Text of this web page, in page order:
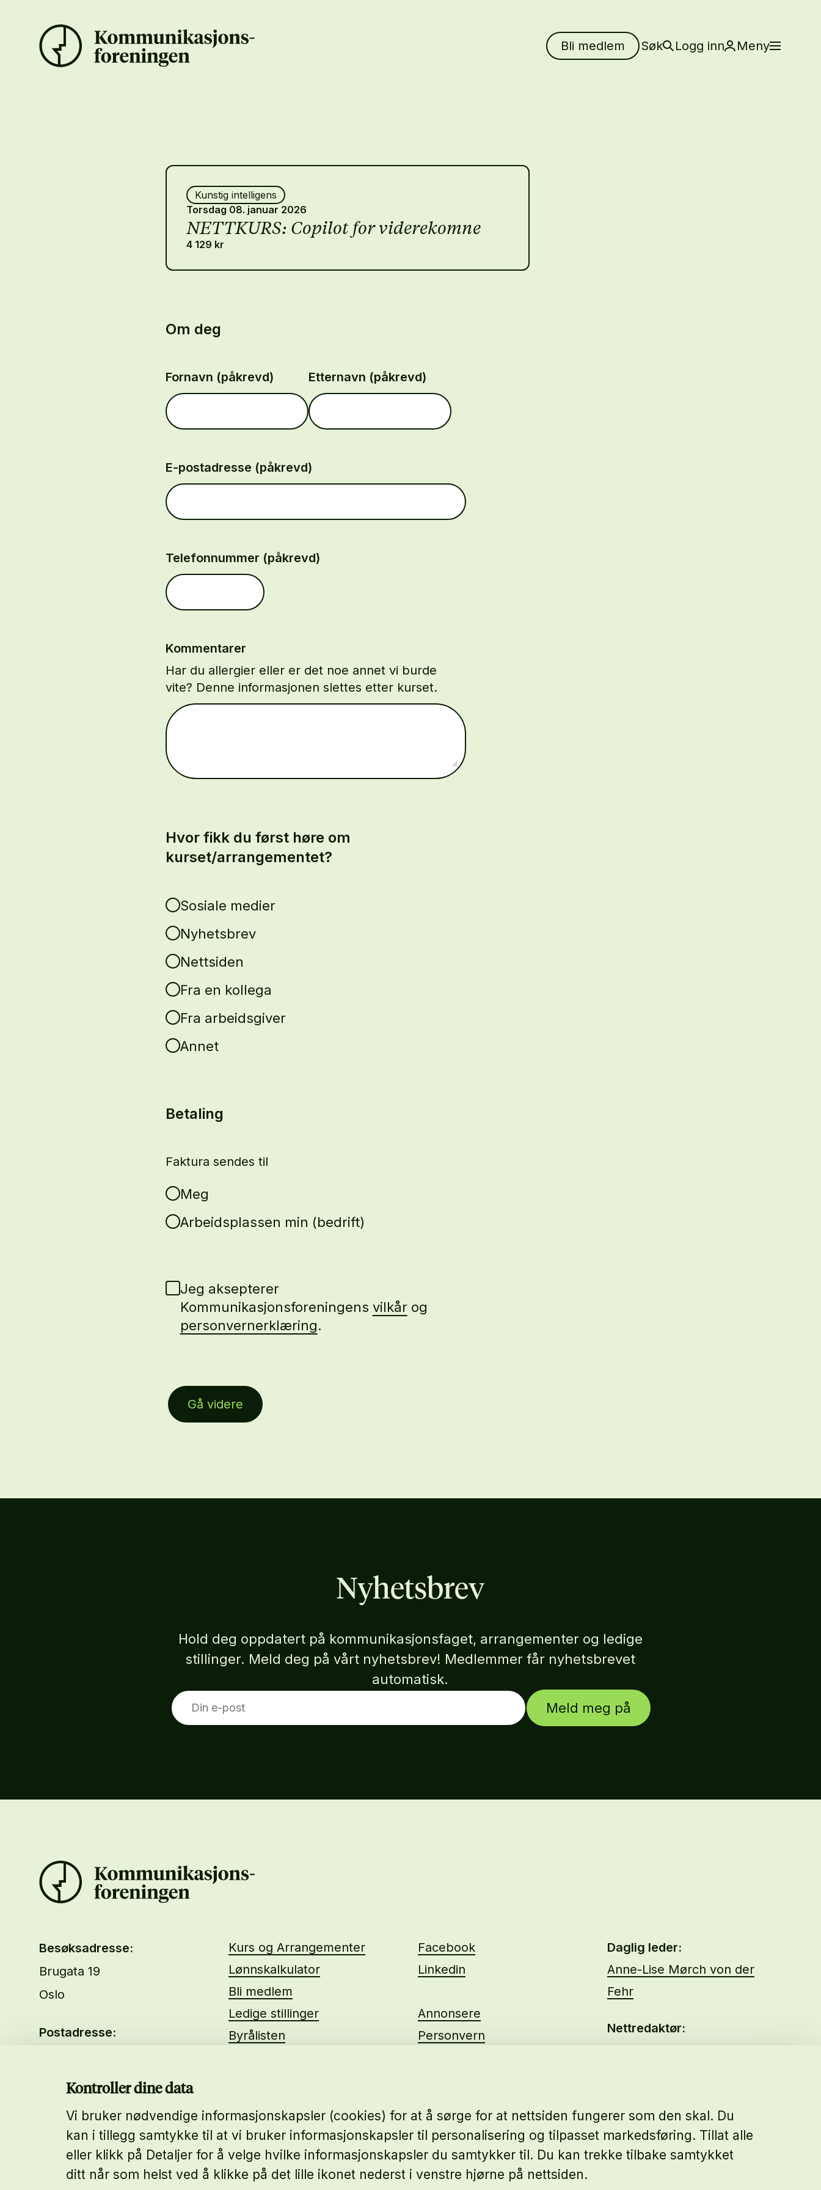
Kontroller dine data
Vi bruker nødvendige informasjonskapsler (cookies) for at å sørge for at nettsiden fungerer som den skal. Du
kan i tillegg samtykke til at vi bruker informasjonskapsler til personalisering og tilpasset markedsføring. Tillat alle
eller klikk på Detaljer for å velge hvilke informasjonskapsler du samtykker til. Du kan trekke tilbake samtykket
ditt når som helst ved å klikke på det lille ikonet nederst i venstre hjørne på nettsiden.
Bli medlem Søk Logg inn Meny
Kunstig intelligens
Torsdag 08. januar 2026
NETTKURS: Copilot for viderekomne
4 129 kr
Om deg
Fornavn (påkrevd) Etternavn (påkrevd)
E-postadresse (påkrevd)
Telefonnummer (påkrevd)
Kommentarer
Har du allergier eller er det noe annet vi burde
vite? Denne informasjonen slettes etter kurset.
Hvor fikk du først høre om
kurset/arrangementet?
Sosiale medier
Nyhetsbrev
Nettsiden
Fra en kollega
Fra arbeidsgiver
Annet
Betaling
Faktura sendes til
Meg
Arbeidsplassen min (bedrift)
Jeg aksepterer
Kommunikasjonsforeningens vilkårog
personvernerklæring.
Gå videre
Nyhetsbrev
Hold deg oppdatert på kommunikasjonsfaget, arrangementer og ledige
stillinger. Meld deg på vårt nyhetsbrev! Medlemmer får nyhetsbrevet
automatisk.
Meld meg på
Besøksadresse:
Brugata 19
Oslo
Postadresse:
0186 Oslo
Telefon:
23 31 59 00
E-postadresse:
Kurs og Arrangementer
Lønnskalkulator
Bli medlem
Ledige stillinger
Byrålisten
Facebook
Linkedin
Annonsere
Personvern
Daglig leder:
Anne-Lise Mørch von der
Fehr
Nettredaktør: